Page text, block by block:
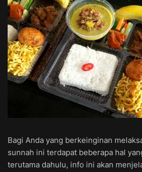
Bagi Anda yang berkeinginan
sunnah ini terdapat beberapa hal
terutama dahulu, info ini akan